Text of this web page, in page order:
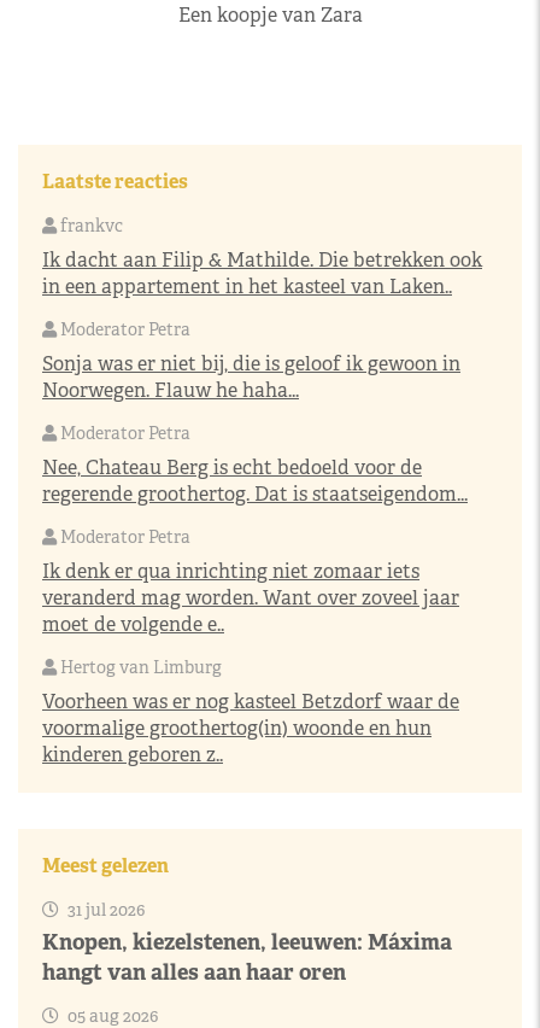
Een koopje van Zara
Laatste reacties
frankvc
Ik dacht aan Filip & Mathilde. Die betrekken ook
in een appartement in het kasteel van Laken..
Moderator Petra
Sonja was er niet bij, die is geloof ik gewoon in
Noorwegen. Flauw he haha...
Moderator Petra
Nee, Chateau Berg is echt bedoeld voor de
regerende groothertog. Dat is staatseigendom...
Moderator Petra
Ik denk er qua inrichting niet zomaar iets
veranderd mag worden. Want over zoveel jaar
moet de volgende e..
Hertog van Limburg
Voorheen was er nog kasteel Betzdorf waar de
voormalige groothertog(in) woonde en hun
kinderen geboren z..
Meest gelezen
31 jul 2026
Knopen, kiezelstenen, leeuwen: Máxima
hangt van alles aan haar oren
05 aug 2026